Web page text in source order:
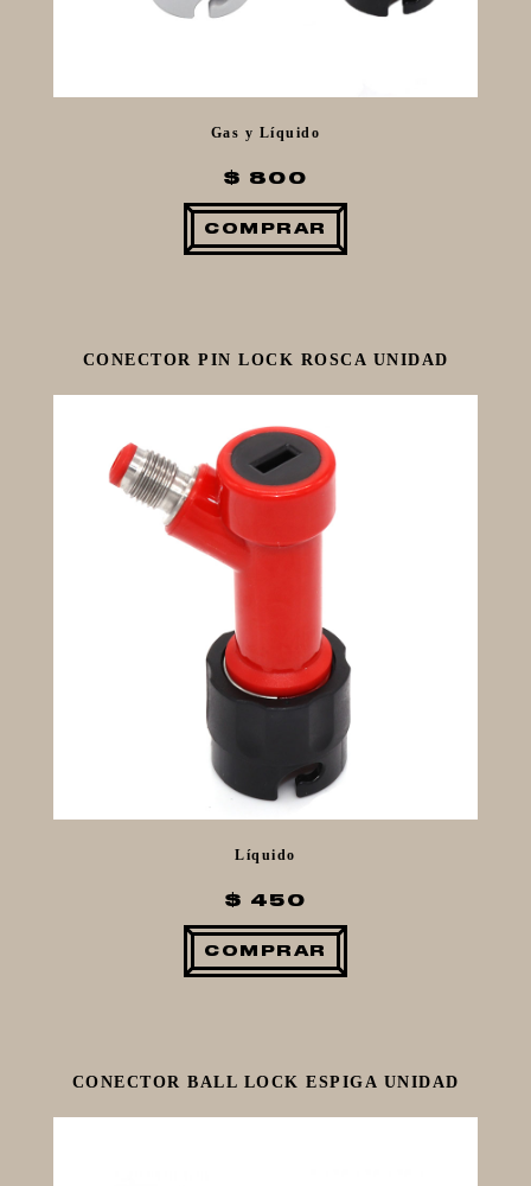
Gas y Líquido
$ 800
COMPRAR
CONECTOR PIN LOCK ROSCA UNIDAD
Líquido
$ 450
COMPRAR
CONECTOR BALL LOCK ESPIGA UNIDAD